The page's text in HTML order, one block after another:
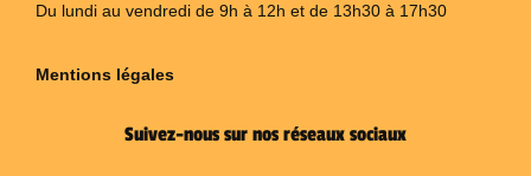
Du lundi au vendredi de 9h à 12h et de 13h30 à 17h30
Mentions légales
Suivez-nous sur nos réseaux sociaux